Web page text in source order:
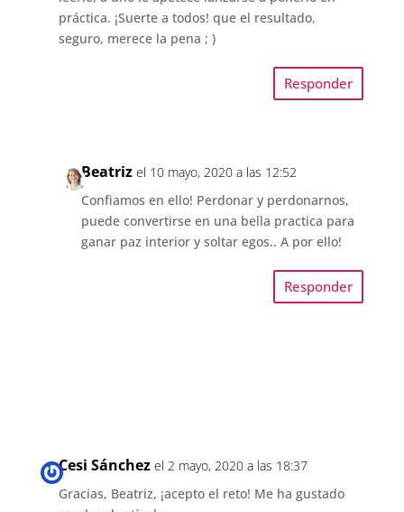
práctica. ¡Suerte a todos! que el resultado,
seguro, merece la pena ; )
Responder
Beatriz el 10 mayo, 2020 a las 12:52
Confiamos en ello! Perdonar y perdonarnos,
puede convertirse en una bella practica para
ganar paz interior y soltar egos.. A por ello!
Responder
Cesi Sánchez el 2 mayo, 2020 a las 18:37
Gracias, Beatriz, ¡acepto el reto! Me ha gustado